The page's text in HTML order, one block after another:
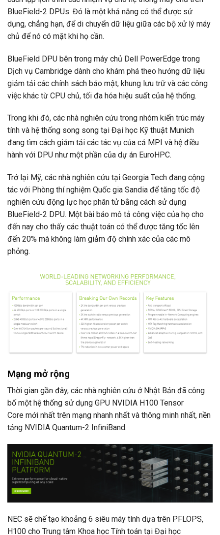
BlueField-2 DPUs. Đó là một khả năng có thể được sử
dụng, chẳng hạn, để di chuyển dữ liệu giữa các bộ xử lý máy
chủ để nó có mặt khi họ cần.
BlueField DPU bên trong máy chủ Dell PowerEdge trong
Dịch vụ Cambridge dành cho khám phá theo hướng dữ liệu
giảm tải các chính sách bảo mật, khung lưu trữ và các công
việc khác từ CPU chủ, tối đa hóa hiệu suất của hệ thống.
Trong khi đó, các nhà nghiên cứu trong nhóm kiến ​​trúc máy
tính và hệ thống song song tại Đại học Kỹ thuật Munich
đang tìm cách giảm tải các tác vụ của cả MPI và hệ điều
hành với DPU như một phần của dự án EuroHPC.
Trở lại Mỹ, các nhà nghiên cứu tại Georgia Tech đang cộng
tác với Phòng thí nghiệm Quốc gia Sandia để tăng tốc độ
nghiên cứu động lực học phân tử bằng cách sử dụng
BlueField-2 DPU. Một bài báo mô tả công việc của họ cho
đến nay cho thấy các thuật toán có thể được tăng tốc lên
đến 20% mà không làm giảm độ chính xác của các mô
phỏng.
Mạng mở rộng
Thời gian gần đây, các nhà nghiên cứu ở Nhật Bản đã công
bố một hệ thống sử dụng GPU NVIDIA H100 Tensor
Core mới nhất trên mạng nhanh nhất và thông minh nhất, nền
tảng NVIDIA Quantum-2 InfiniBand.
NEC sẽ chế tạo khoảng 6 siêu máy tính dựa trên PFLOPS,
H100 cho Trung tâm Khoa học Tính toán tại Đại học